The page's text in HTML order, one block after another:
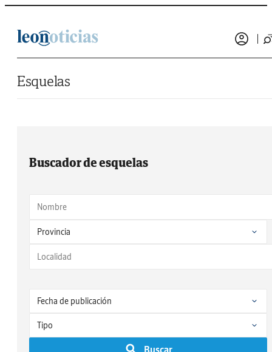
Saltar al contenido
Esquelas
Buscador de esquelas
Buscar